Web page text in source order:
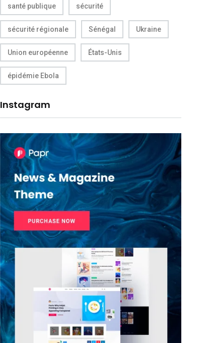
santé publique sécurité
sécurité régionale Sénégal Ukraine
Union européenne États-Unis
épidémie Ebola
Instagram